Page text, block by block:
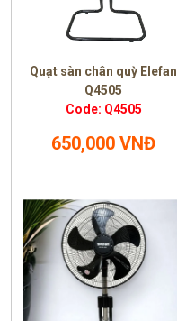
Quạt sàn chân quỳ Elefan
Q4505
Code: Q4505
650,000 VNĐ